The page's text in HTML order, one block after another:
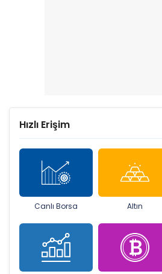
Hızlı Erişim
Canlı Borsa Altın